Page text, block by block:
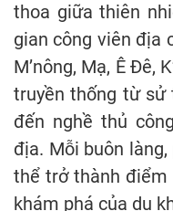
thoa giữa thiên
gian công viên địa
M’nông, Mạ, Ê Đê,
truyền thống từ sử
đến nghề thủ
địa. Mỗi buôn
thể trở thành điểm
khám phá của du